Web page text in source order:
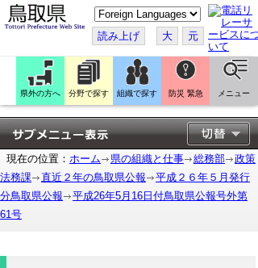
こ
の
ペ
ー
ジ
翻
訳
す
る
読み上げ 大 元
県外の方へ 分野で探す 組織で探す 防災 緊急 メニュー
現在の位置： ホーム 県の組織と仕事 総務部
政策
法務課
直近２年の鳥取県公報
平成２６年５月発行
分鳥取県公報
平成26年5月16日付鳥取県公報号外第
61号